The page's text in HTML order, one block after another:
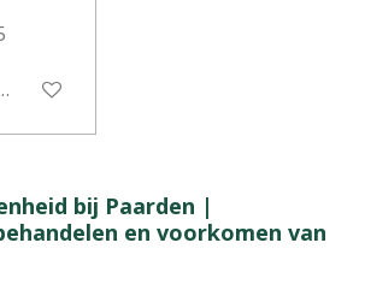
bij Paarden |
en voorkomen van